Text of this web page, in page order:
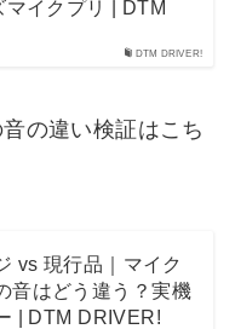
DTM DRIVER!
マイクプリ | DTM
の違い検証はこち
vs 現行品｜マイク
音はどう違う？実機
| DTM DRIVER!